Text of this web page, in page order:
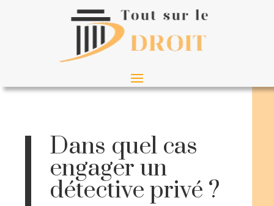
Dans quel cas
engager un
détective privé ?